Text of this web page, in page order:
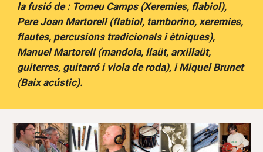
la fusió de : Tomeu Camps (Xeremies, flabiol),
Pere Joan Martorell (flabiol, tamborino, xeremies,
flautes, percusions tradicionals i ètniques),
Manuel Martorell (mandola, llaüt, arxillaüt,
guiterres, guitarró i viola de roda), i Miquel Brunet
(Baix acústic).